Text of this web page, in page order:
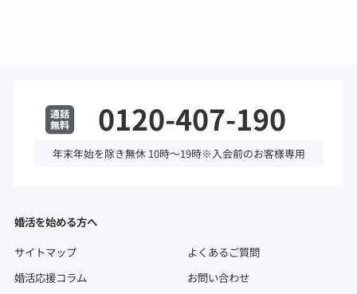
0120-407-190
年末年始を除き無休 10時～19時※入会前のお客様専用
婚活を始める方へ
サイトマップ
よくあるご質問
婚活応援コラム
お問い合わせ